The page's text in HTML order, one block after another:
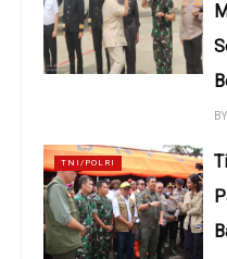
BY
TNI/POLRI